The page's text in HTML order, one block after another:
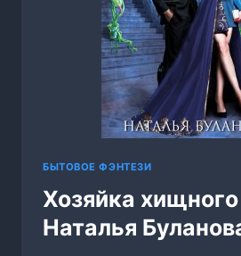
БЫТОВОЕ ФЭНТЕЗИ
Хозяйка
Наталья